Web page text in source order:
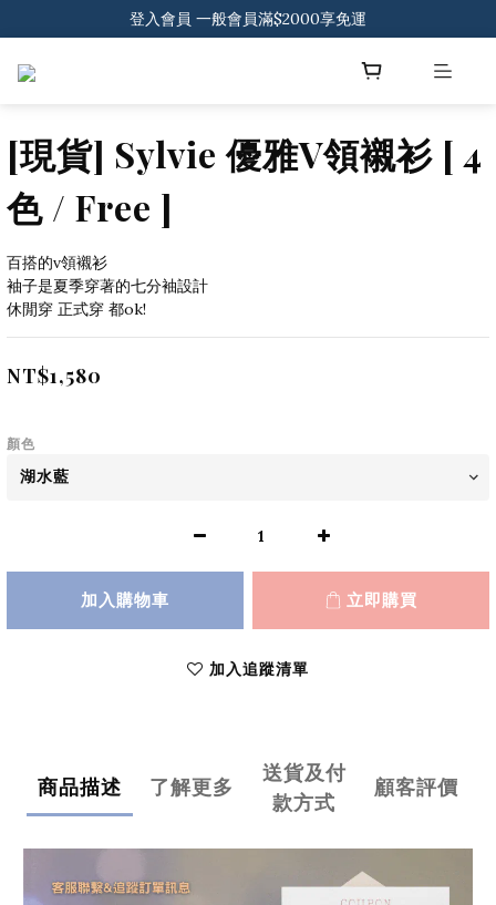
登入會員 一般會員滿$2000享免運
下載官方APP 領300元優惠券
[現貨] Sylvie 優雅V領襯衫 [ 4
色 / Free ]
百搭的v領襯衫
袖子是夏季穿著的七分袖設計
休閒穿 正式穿 都ok!
NT$1,580
顏色
加入購物車 立即購買
加入追蹤清單
商品描述 了解更多
送貨及付
款方式
顧客評價